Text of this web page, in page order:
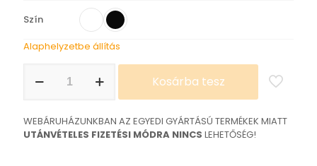
Szín
Alaphelyzetbe állítás
Quattro
Kosárba tesz
WEBÁRUHÁZUNKBAN AZ EGYEDI GYÁRTÁSÚ TERMÉKEK MIATT
UTÁNVÉTELES FIZETÉSI MÓDRA NINCS LEHETŐSÉG!